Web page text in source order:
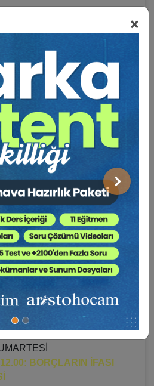
×
Sonraki
Değerlendirme (Soru -
DEVİR VE TEMLİK:
Dr. Ergun ÖZSUNAY
Şirketlerin veya Şirket
Devrinin Borçlar Hukuku
Avukatın Ücret Alacağını
Sorunu Üzerine
(Soru -
BORÇLARIN İFASI